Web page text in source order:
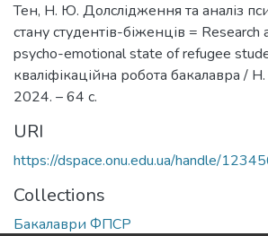
Тен, Н. Ю. Долслідження та аналіз
стану студентів-біженців = Research
psycho-emotional state of refugee
кваліфікаційна робота бакалавра /
2024. – 64 с.
URI
https://dspace.onu.edu.ua/handle/
Collections
Бакалаври ФПСР